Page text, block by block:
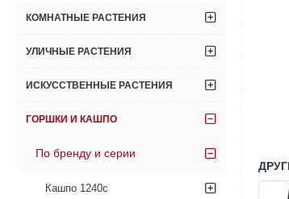
КОМНАТНЫЕ РАСТЕНИЯ
УЛИЧНЫЕ РАСТЕНИЯ
ИСКУССТВЕННЫЕ РАСТЕНИЯ
ГОРШКИ И КАШПО
По бренду и серии
Кашпо 1240c